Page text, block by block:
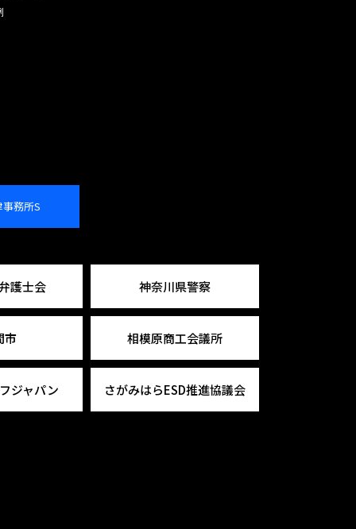
務所S
護士会 神奈川県警察
市 相模原商工会議所
ジャパン さがみはらESD推進協議会